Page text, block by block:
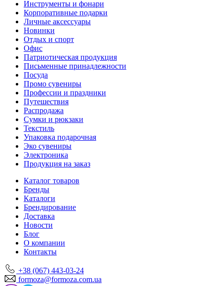
Инструменты и фонари
Корпоративные подарки
Личные аксессуары
Новинки
Отдых и спорт
Офис
Патриотическая продукция
Письменные принадлежности
Посуда
Промо сувениры
Профессии и праздники
Путешествия
Распродажа
Сумки и рюкзаки
Текстиль
Упаковка подарочная
Эко сувениры
Электроника
Продукция на заказ
Каталог товаров
Бренды
Каталоги
Брендирование
Доставка
Новости
Блог
О компании
Контакты
+38 (067) 443-03-24
formoza@formoza.com.ua